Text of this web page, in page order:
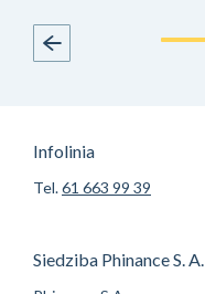
Infolinia
Tel.61 663 99 39
Siedziba Phinance S. A.